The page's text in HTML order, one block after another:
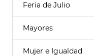
Feria de Julio
Mayores
Mujer e Igualdad